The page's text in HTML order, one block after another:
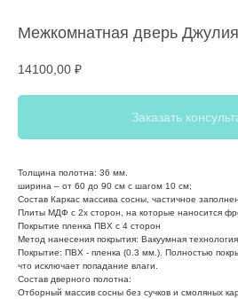
Межкомнатная дверь
14100,00 ₽
Заказать
Толщина полотна: 36 мм.
ширина – от 60 до 90 см с шагом 10 см;
Состав Каркас массива сосны, частичное
Плиты МДФ с 2х сторон, на которые наносится
Покрытие пленка ПВХ с 4 сторон
Метод нанесения покрытия: Вакуумная
Покрытие: ПВХ - пленка (0.3 мм.). Полностью
что исключает попадание влаги.
Состав дверного полотна:
Отборный массив сосны без сучков и смоляных